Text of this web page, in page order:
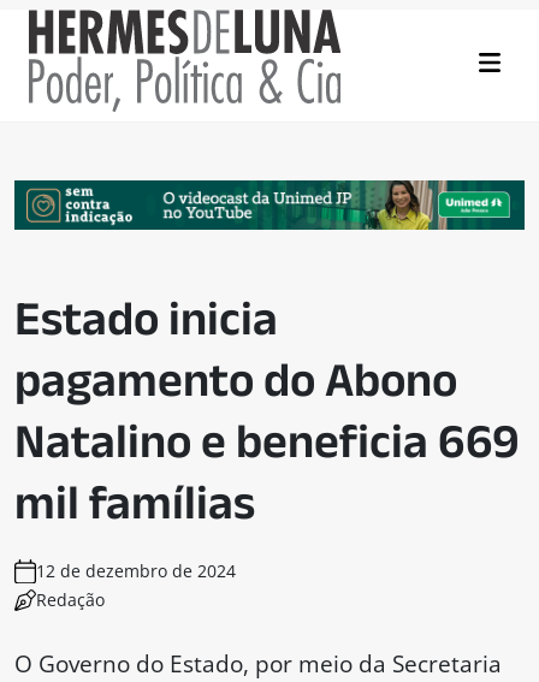
Estado inicia
pagamento do Abono
Natalino e beneficia 669
mil famílias
12 de dezembro de 2024
Redação
O Governo do Estado, por meio da Secretaria